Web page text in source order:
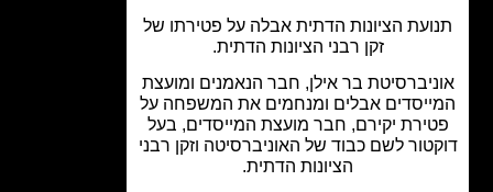
הציונות הדתית אבלה על פטירתו של
זקן רבני הציונות הדתית.
בר אילן, חבר הנאמנים ומועצת
אבלים ומנחמים את המשפחה על
יקירם, חבר מועצת המייסדים, בעל
לשם כבוד של האוניברסיטה וזקן רבני
הציונות הדתית.